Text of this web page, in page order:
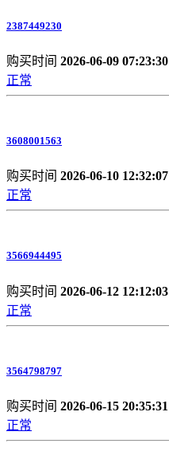
2387449230
购买时间 2026-06-09 07:23:30
正常
3608001563
购买时间 2026-06-10 12:32:07
正常
3566944495
购买时间 2026-06-12 12:12:03
正常
3564798797
购买时间 2026-06-15 20:35:31
正常